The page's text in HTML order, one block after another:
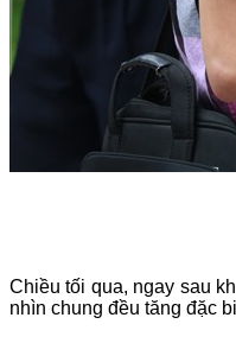
Chiều tối qua, ngay sau
nhìn chung đều tăng đặc